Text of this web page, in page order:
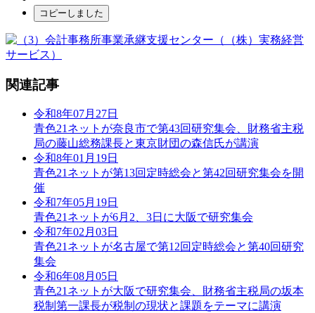
コピーしました
関連記事
令和8年07月27日
青色21ネットが奈良市で第43回研究集会、財務省主税
局の藤山総務課長と東京財団の森信氏が講演
令和8年01月19日
青色21ネットが第13回定時総会と第42回研究集会を開
催
令和7年05月19日
青色21ネットが6月2、3日に大阪で研究集会
令和7年02月03日
青色21ネットが名古屋で第12回定時総会と第40回研究
集会
令和6年08月05日
青色21ネットが大阪で研究集会、財務省主税局の坂本
税制第一課長が税制の現状と課題をテーマに講演